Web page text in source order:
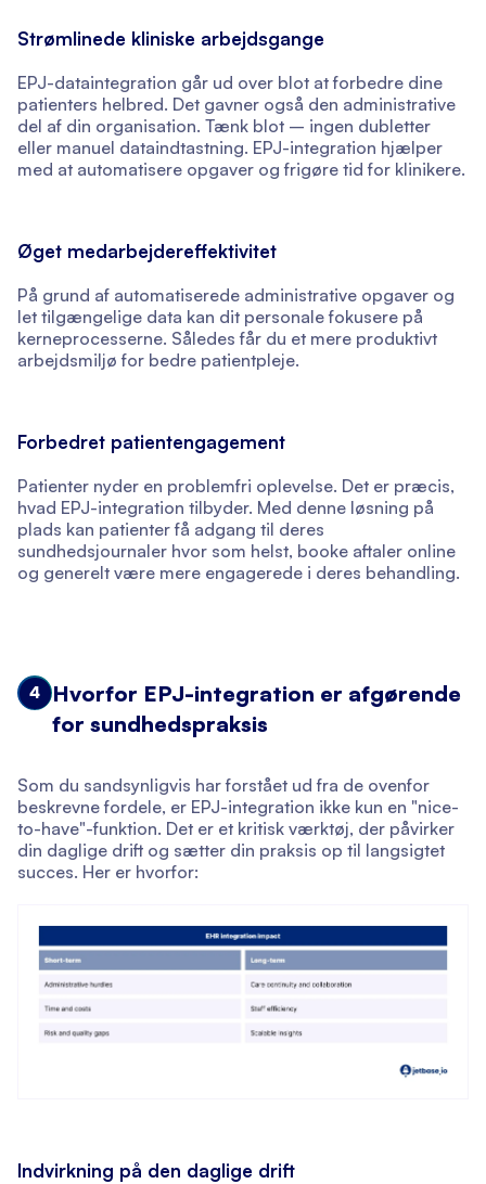
Strømlinede kliniske arbejdsgange
EPJ-dataintegration går ud over blot at forbedre dine
patienters helbred. Det gavner også den administrative
del af din organisation. Tænk blot – ingen dubletter
eller manuel dataindtastning. EPJ-integration hjælper
med at automatisere opgaver og frigøre tid for klinikere.
Øget medarbejdereffektivitet
På grund af automatiserede administrative opgaver og
let tilgængelige data kan dit personale fokusere på
kerneprocesserne. Således får du et mere produktivt
arbejdsmiljø for bedre patientpleje.
Forbedret patientengagement
Patienter nyder en problemfri oplevelse. Det er præcis,
hvad EPJ-integration tilbyder. Med denne løsning på
plads kan patienter få adgang til deres
sundhedsjournaler hvor som helst, booke aftaler online
og generelt være mere engagerede i deres behandling.
4
Hvorfor EPJ-integration er afgørende
for sundhedspraksis
Som du sandsynligvis har forstået ud fra de ovenfor
beskrevne fordele, er EPJ-integration ikke kun en "nice-
to-have"-funktion. Det er et kritisk værktøj, der påvirker
din daglige drift og sætter din praksis op til langsigtet
succes. Her er hvorfor:
Indvirkning på den daglige drift